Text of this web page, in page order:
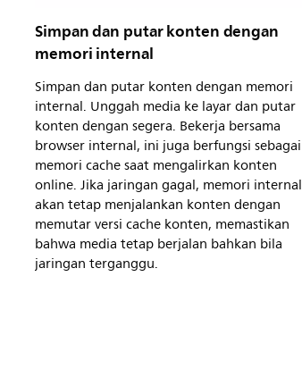
Simpan dan putar konten dengan
memori internal
Simpan dan putar konten dengan memori
internal. Unggah media ke layar dan putar
konten dengan segera. Bekerja bersama
browser internal, ini juga berfungsi sebagai
memori cache saat mengalirkan konten
online. Jika jaringan gagal, memori internal
akan tetap menjalankan konten dengan
memutar versi cache konten, memastikan
bahwa media tetap berjalan bahkan bila
jaringan terganggu.